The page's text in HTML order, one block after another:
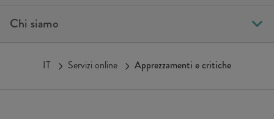
Chi siamo
IT Servizi online Apprezzamenti e critiche